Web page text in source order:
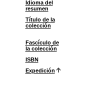
Idioma del
resumen
Título de la
colección
Fascículo de
la colección
ISBN
Expedición